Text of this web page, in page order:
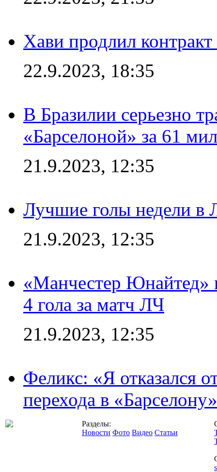
Хави продлил
22.9.2023, 18:35
В Бразилии серьезно
«Барселоной» за 61
21.9.2023, 12:35
Лучшие голы недели в
21.9.2023, 12:35
«Манчестер Юнайтед»
4 гола за матч ЛЧ
21.9.2023, 12:35
Феликс: «Я отказался
перехода в «Барселону»
Разделы:
Новости Фото Видео Статьи